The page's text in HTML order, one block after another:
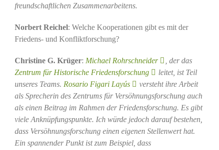
freundschaftlichen Zusammenarbeitens.
Norbert Reichel: Welche Kooperationen gibt es mit der
Friedens- und Konfliktforschung?
Christine G. Krüger: Michael Rohrschneider
, der das
Zentrum für Historische Friedensforschung
leitet, ist Teil
unseres Teams. Rosario Figari Layús
versteht ihre Arbeit
als Sprecherin des Zentrums für Versöhnungsforschung auch
als einen Beitrag im Rahmen der Friedensforschung. Es gibt
viele Anknüpfungspunkte. Ich würde jedoch darauf bestehen,
dass Versöhnungsforschung einen eigenen Stellenwert hat.
Ein spannender Punkt ist zum Beispiel, dass